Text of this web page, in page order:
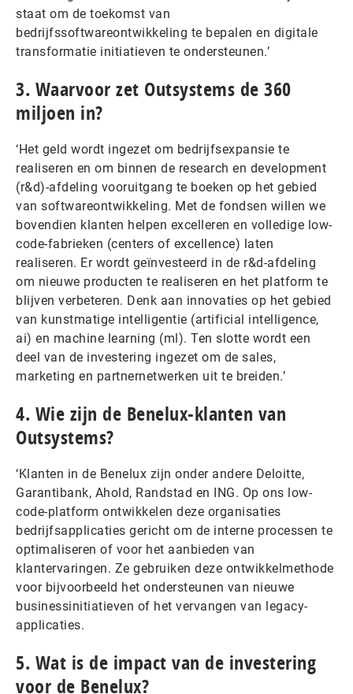
staat om de toekomst van
bedrijfssoftwareontwikkeling te bepalen en digitale
transformatie initiatieven te ondersteunen.’
3. Waarvoor zet Outsystems de 360
miljoen in?
‘Het geld wordt ingezet om bedrijfsexpansie te
realiseren en om binnen de research en development
(r&d)-afdeling vooruitgang te boeken op het gebied
van softwareontwikkeling. Met de fondsen willen we
bovendien klanten helpen excelleren en volledige low-
code-fabrieken (centers of excellence) laten
realiseren. Er wordt geïnvesteerd in de r&d-afdeling
om nieuwe producten te realiseren en het platform te
blijven verbeteren. Denk aan innovaties op het gebied
van kunstmatige intelligentie (artificial intelligence,
ai) en machine learning (ml). Ten slotte wordt een
deel van de investering ingezet om de sales,
marketing en partnernetwerken uit te breiden.’
4. Wie zijn de Benelux-klanten van
Outsystems?
‘Klanten in de Benelux zijn onder andere Deloitte,
Garantibank, Ahold, Randstad en ING. Op ons low-
code-platform ontwikkelen deze organisaties
bedrijfsapplicaties gericht om de interne processen te
optimaliseren of voor het aanbieden van
klantervaringen. Ze gebruiken deze ontwikkelmethode
voor bijvoorbeeld het ondersteunen van nieuwe
businessinitiatieven of het vervangen van legacy-
applicaties.
5. Wat is de impact van de investering
voor de Benelux?